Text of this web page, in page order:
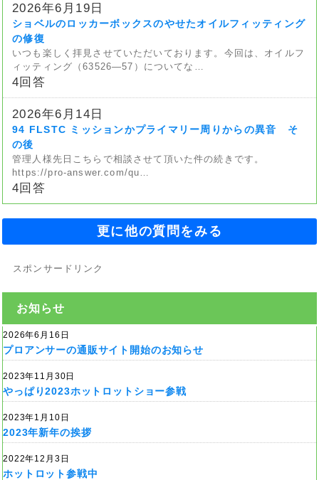
2026年6月19日
ショベルのロッカーボックスのやせたオイルフィッティング
の修復
いつも楽しく拝見させていただいております。今回は、オイルフ
ィッティング（63526—57）についてな…
4回答
2026年6月14日
94 FLSTC ミッションかプライマリー周りからの異音 そ
の後
管理人様先日こちらで相談させて頂いた件の続きです。
https://pro-answer.com/qu…
4回答
更に他の質問をみる
スポンサードリンク
お知らせ
2026年6月16日
プロアンサーの通販サイト開始のお知らせ
2023年11月30日
やっぱり2023ホットロットショー参戦
2023年1月10日
2023年新年の挨拶
2022年12月3日
ホットロット参戦中